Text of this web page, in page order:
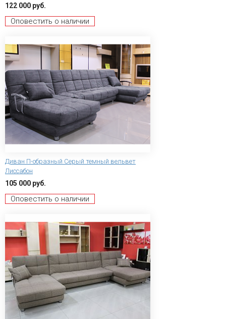
122 000 руб.
Оповестить о наличии
Диван П-образный Серый темный вельвет
Лиссабон
105 000 руб.
Оповестить о наличии